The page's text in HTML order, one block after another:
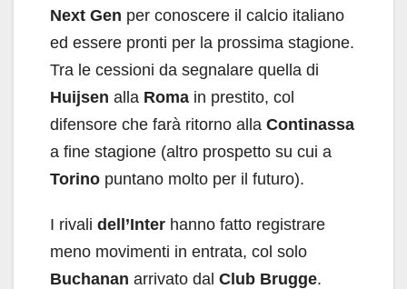
Next Gen per conoscere il calcio italiano
ed essere pronti per la prossima stagione.
Tra le cessioni da segnalare quella di
Huijsen alla Roma in prestito, col
difensore che farà ritorno alla Continassa
a fine stagione (altro prospetto su cui a
Torino puntano molto per il futuro).
I rivali dell’Inter hanno fatto registrare
meno movimenti in entrata, col solo
Buchanan arrivato dal Club Brugge.